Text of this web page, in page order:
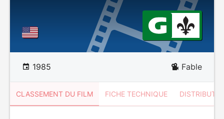
1985 Fable
CLASSEMENT DU FILM FICHE TECHNIQUE